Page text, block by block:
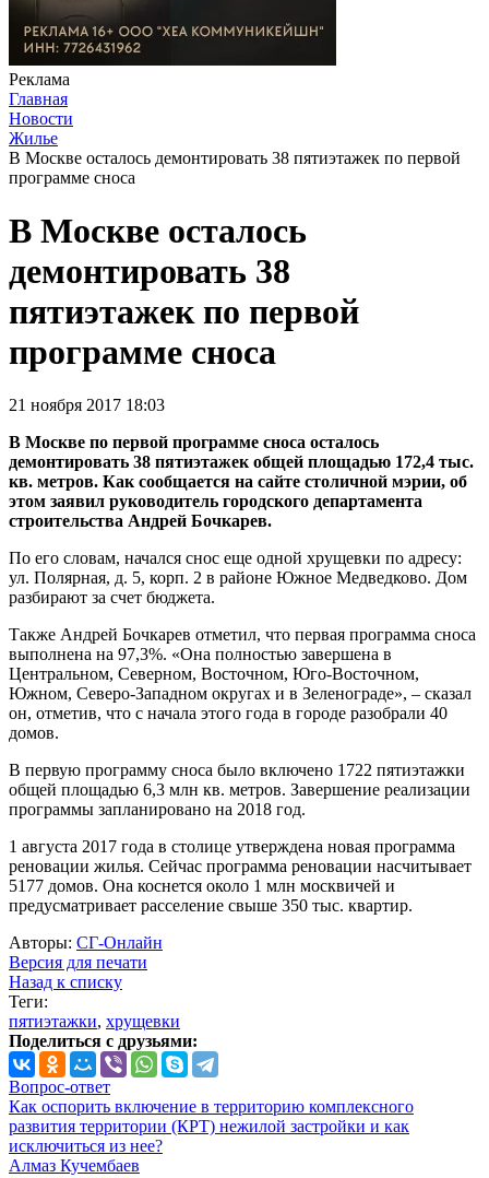
Реклама
Главная
Новости
Жилье
В Москве осталось демонтировать 38 пятиэтажек по первой
программе сноса
В Москве осталось
демонтировать 38
пятиэтажек по первой
программе сноса
21 ноября 2017 18:03
В Москве по первой программе сноса осталось
демонтировать 38 пятиэтажек общей площадью 172,4 тыс.
кв. метров. Как сообщается на сайте столичной мэрии, об
этом заявил руководитель городского департамента
строительства Андрей Бочкарев.
По его словам, начался снос еще одной хрущевки по адресу:
ул. Полярная, д. 5, корп. 2 в районе Южное Медведково. Дом
разбирают за счет бюджета.
Также Андрей Бочкарев отметил, что первая программа сноса
выполнена на 97,3%. «Она полностью завершена в
Центральном, Северном, Восточном, Юго-Восточном,
Южном, Северо-Западном округах и в Зеленограде», – сказал
он, отметив, что с начала этого года в городе разобрали 40
домов.
В первую программу сноса было включено 1722 пятиэтажки
общей площадью 6,3 млн кв. метров. Завершение реализации
программы запланировано на 2018 год.
1 августа 2017 года в столице утверждена новая программа
реновации жилья. Сейчас программа реновации насчитывает
5177 домов. Она коснется около 1 млн москвичей и
предусматривает расселение свыше 350 тыс. квартир.
Авторы: СГ-Онлайн
Версия для печати
Назад к списку
Теги:
пятиэтажки, хрущевки
Поделиться с друзьями:
Вопрос-ответ
Как оспорить включение в территорию комплексного
развития территории (КРТ) нежилой застройки и как
исключиться из нее?
Алмаз Кучембаев